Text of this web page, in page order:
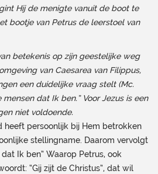
Hij de menigte vanuit de boot te
bootje van Petrus de leerstoel van
betekenis op zijn geestelijke weg
van Caesarea van Filippus,
een duidelijke vraag stelt (Mc.
dat Ik ben.” Voor Jezus is een
niet voldoende.
heeft persoonlijk bij Hem betrokken
stellingname. Daarom vervolgt
Ik ben” Waarop Petrus, ook
“Gij zijt de Christus”, dat wil